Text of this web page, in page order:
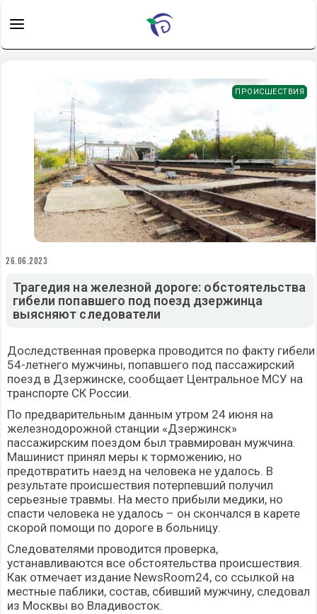
ПРОИСШЕСТВИЯ
26.06.2023
Трагедия на железной дороге: обстоятельства
гибели попавшего под поезд дзержинца
выясняют следователи
Доследственная проверка проводится по факту гибели
54-летнего мужчины, попавшего под пассажирский
поезд в Дзержинске, сообщает Центральное МСУ на
транспорте СК России.
По предварительным данным утром 24 июня на
железнодорожной станции «Дзержинск»
пассажирским поездом был травмирован мужчина.
Машинист принял меры к торможению, но
предотвратить наезд на человека не удалось. В
результате происшествия потерпевший получил
серьезные травмы. На место прибыли медики, но
спасти человека не удалось – он скончался в карете
скорой помощи по дороге в больницу.
Следователями проводится проверка,
устанавливаются все обстоятельства происшествия.
Как отмечает издание NewsRoom24, со ссылкой на
местные паблики, состав, сбивший мужчину, следовал
из Москвы во Владивосток.